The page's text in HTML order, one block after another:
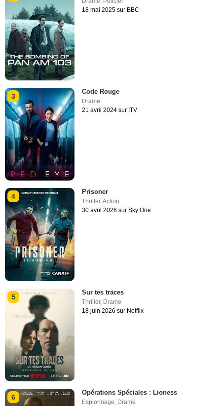
18 mai 2025 sur BBC
3
Code Rouge
Drame
21 avril 2024 sur ITV
4
Prisoner
Thriller,Action
30 avril 2026 sur Sky One
5
Sur tes traces
Thriller, Drame
18 juin 2026 sur Netflix
6
Opérations Spéciales : Lioness
Espionnage, Drame